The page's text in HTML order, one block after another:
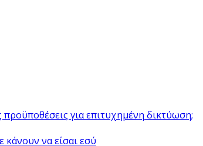
προϋποθέσεις για επιτυχημένη δικτύωση;
κάνουν να είσαι εσύ